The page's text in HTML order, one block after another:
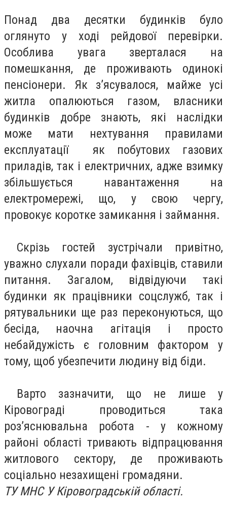
Понад два десятки будинків було
оглянуто у ході рейдової перевірки.
Особлива увага зверталася на
помешкання, де проживають одинокі
пенсіонери. Як з’ясувалося, майже усі
житла опалюються газом, власники
будинків добре знають, які наслідки
може мати нехтування правилами
експлуатації як побутових газових
приладів, так і електричних, адже взимку
збільшується навантаження на
електромережі, що, у свою чергу,
провокує коротке замикання і займання.
Скрізь гостей зустрічали привітно,
уважно слухали поради фахівців, ставили
питання. Загалом, відвідуючи такі
будинки як працівники соцслужб, так і
рятувальники ще раз переконуються, що
бесіда, наочна агітація і просто
небайдужість є головним фактором у
тому, щоб убезпечити людину від біди.
Варто зазначити, що не лише у
Кіровограді проводиться така
роз’яснювальна робота - у кожному
районі області тривають відпрацювання
житлового сектору, де проживають
соціально незахищені громадяни.
ТУ МНС У Кіровоградській області.